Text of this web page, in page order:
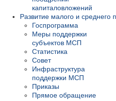
капиталовложений
Развитие малого и среднего
Госпрограмма
Меры поддержки
субъектов МСП
Статистика
Совет
Инфраструктура
поддержки МСП
Приказы
Прямое обращение